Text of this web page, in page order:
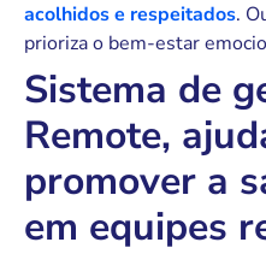
acolhidos e respeitados.
prioriza o bem-estar
Sistema de
Remote,
promover a
em equipes